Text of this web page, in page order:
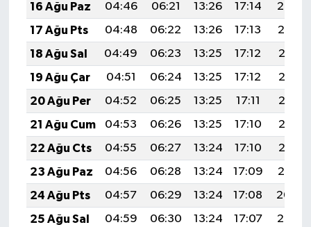
16 Ağu Paz
04:46 06:21 13:26 17:14
20:20
17 Ağu Pts
04:48 06:22 13:26 17:13
20:19
18 Ağu Sal
04:49 06:23 13:25 17:12
20:18
19 Ağu Çar
04:51 06:24 13:25 17:12
20:16
20 Ağu Per
04:52 06:25 13:25 17:11
20:15
21 Ağu Cum
04:53 06:26 13:25 17:10
20:13
22 Ağu Cts
04:55 06:27 13:24 17:10
20:12
23 Ağu Paz
04:56 06:28 13:24 17:09
20:10
24 Ağu Pts
04:57 06:29 13:24 17:08
20:09
25 Ağu Sal
04:59 06:30 13:24 17:07 20:07